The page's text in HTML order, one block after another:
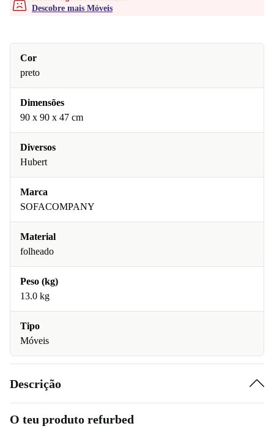
Descobre mais Móveis
Cor
preto
Dimensões
90 x 90 x 47 cm
Diversos
Hubert
Marca
SOFACOMPANY
Material
folheado
Peso (kg)
13.0 kg
Tipo
Móveis
Descrição
O teu produto refurbed